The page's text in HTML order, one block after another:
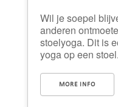
Wil je soepel
anderen
stoelyoga. Dit is
yoga op een
MORE INFO